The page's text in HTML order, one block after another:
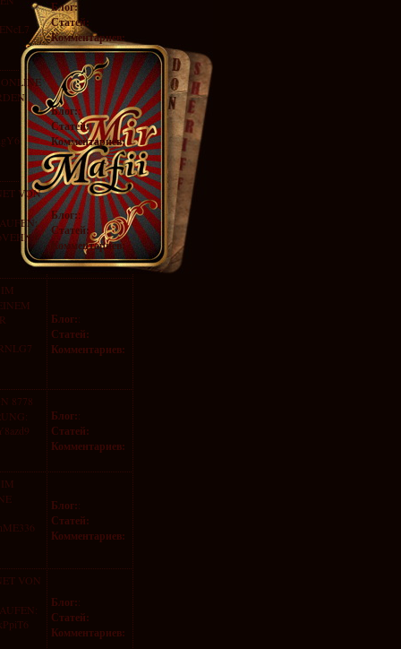
Блог::
Статей:
Комментариев:
Блог::
Статей:
Комментариев:
VON
Блог::
Статей:
Комментариев:
Блог::
Статей:
Комментариев:
8778
Блог::
Статей:
Комментариев:
Блог::
Статей:
Комментариев:
VON
Блог::
Статей:
Комментариев: